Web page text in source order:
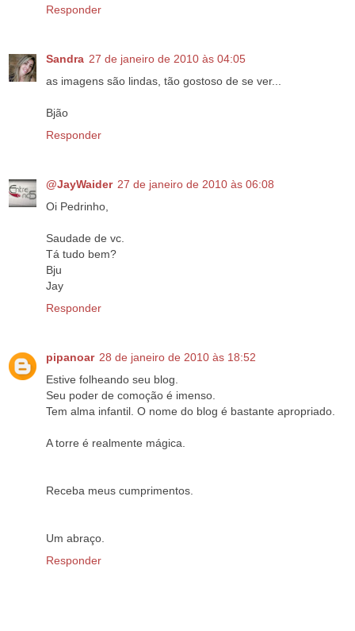
Responder
Sandra 27 de janeiro de 2010 às 04:05
as imagens são lindas, tão gostoso de se ver...
Bjão
Responder
@JayWaider 27 de janeiro de 2010 às 06:08
Oi Pedrinho,
Saudade de vc.
Tá tudo bem?
Bju
Jay
Responder
pipanoar 28 de janeiro de 2010 às 18:52
Estive folheando seu blog.
Seu poder de comoção é imenso.
Tem alma infantil. O nome do blog é bastante apropriado.
A torre é realmente mágica.
Receba meus cumprimentos.
Um abraço.
Responder